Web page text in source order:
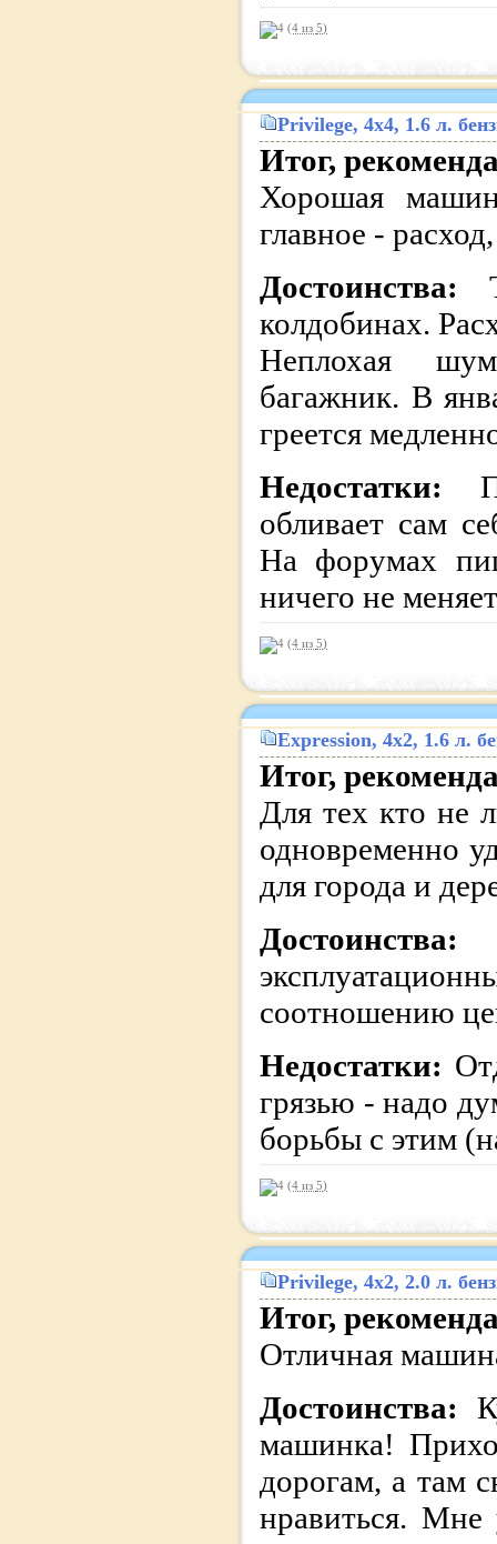
(4 из 5)
Privilege, 4x4, 1.6 л.
Итог,
Хорошая
главное -
Достоинства:
колдобинах.
Неплохая
багажник. В
греется
Недостатки:
обливает сам
На форумах
ничего не
(4 из 5)
Expression, 4x2, 1.6 л.
Итог,
Для тех кто не
одновременно
для города и
Достоинства:
соотношению
Недостатки:
грязью - надо
борьбы с этим
(4 из 5)
Privilege, 4x2, 2.0 л.
Итог,
Отличная
Достоинства:
машинка!
дорогам, а там
нравиться.